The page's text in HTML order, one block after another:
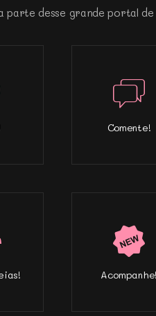
desse grande portal de
Comente!
Acompanhe!